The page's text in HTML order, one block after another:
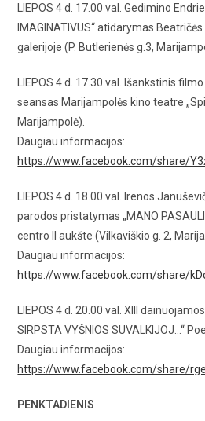
LIEPOS 4 d. 17.00 val. Gedimino
IMAGINATIVUS“ atidarymas
galerijoje (P. Butlerienės g.3,
LIEPOS 4 d. 17.30 val. Išankstinis
seansas Marijampolės kino teatre
Marijampolė).
Daugiau informacijos:
https://www.facebook.com/share/
LIEPOS 4 d. 18.00 val. Irenos
parodos pristatymas „MANO
centro II aukšte (Vilkaviškio g. 2,
Daugiau informacijos:
https://www.facebook.com/share/
LIEPOS 4 d. 20.00 val. XIII
SIRPSTA VYŠNIOS SUVALKIJOJ…“
Daugiau informacijos:
https://www.facebook.com/share/
PENKTADIENIS